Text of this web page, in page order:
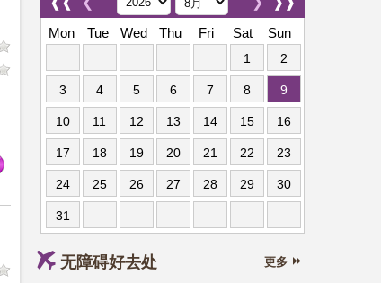
Mon
Tue Wed Thu Fri Sat Sun
1 2
3 4 5 6 7 8 9
10 11 12 13 14 15 16
17 18 19 20 21 22 23
24 25 26 27 28 29 30
31
无障碍好去处 更多